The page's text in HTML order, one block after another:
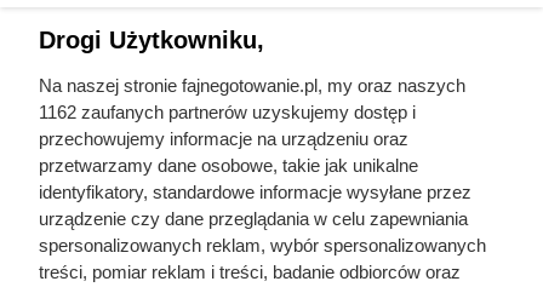
Masz go mnóstwo w domu
Nigdy wcześniej nikt nie widział monarchy w
takim stanie. Śmierć pierwszej żony złamała
polskiego króla
Drogi Użytkowniku,
Na naszej stronie fajnegotowanie.pl, my oraz naszych
1162 zaufanych partnerów uzyskujemy dostęp i
przechowujemy informacje na urządzeniu oraz
przetwarzamy dane osobowe, takie jak unikalne
identyfikatory, standardowe informacje wysyłane przez
urządzenie czy dane przeglądania w celu zapewniania
spersonalizowanych reklam, wybór spersonalizowanych
treści, pomiar reklam i treści, badanie odbiorców oraz